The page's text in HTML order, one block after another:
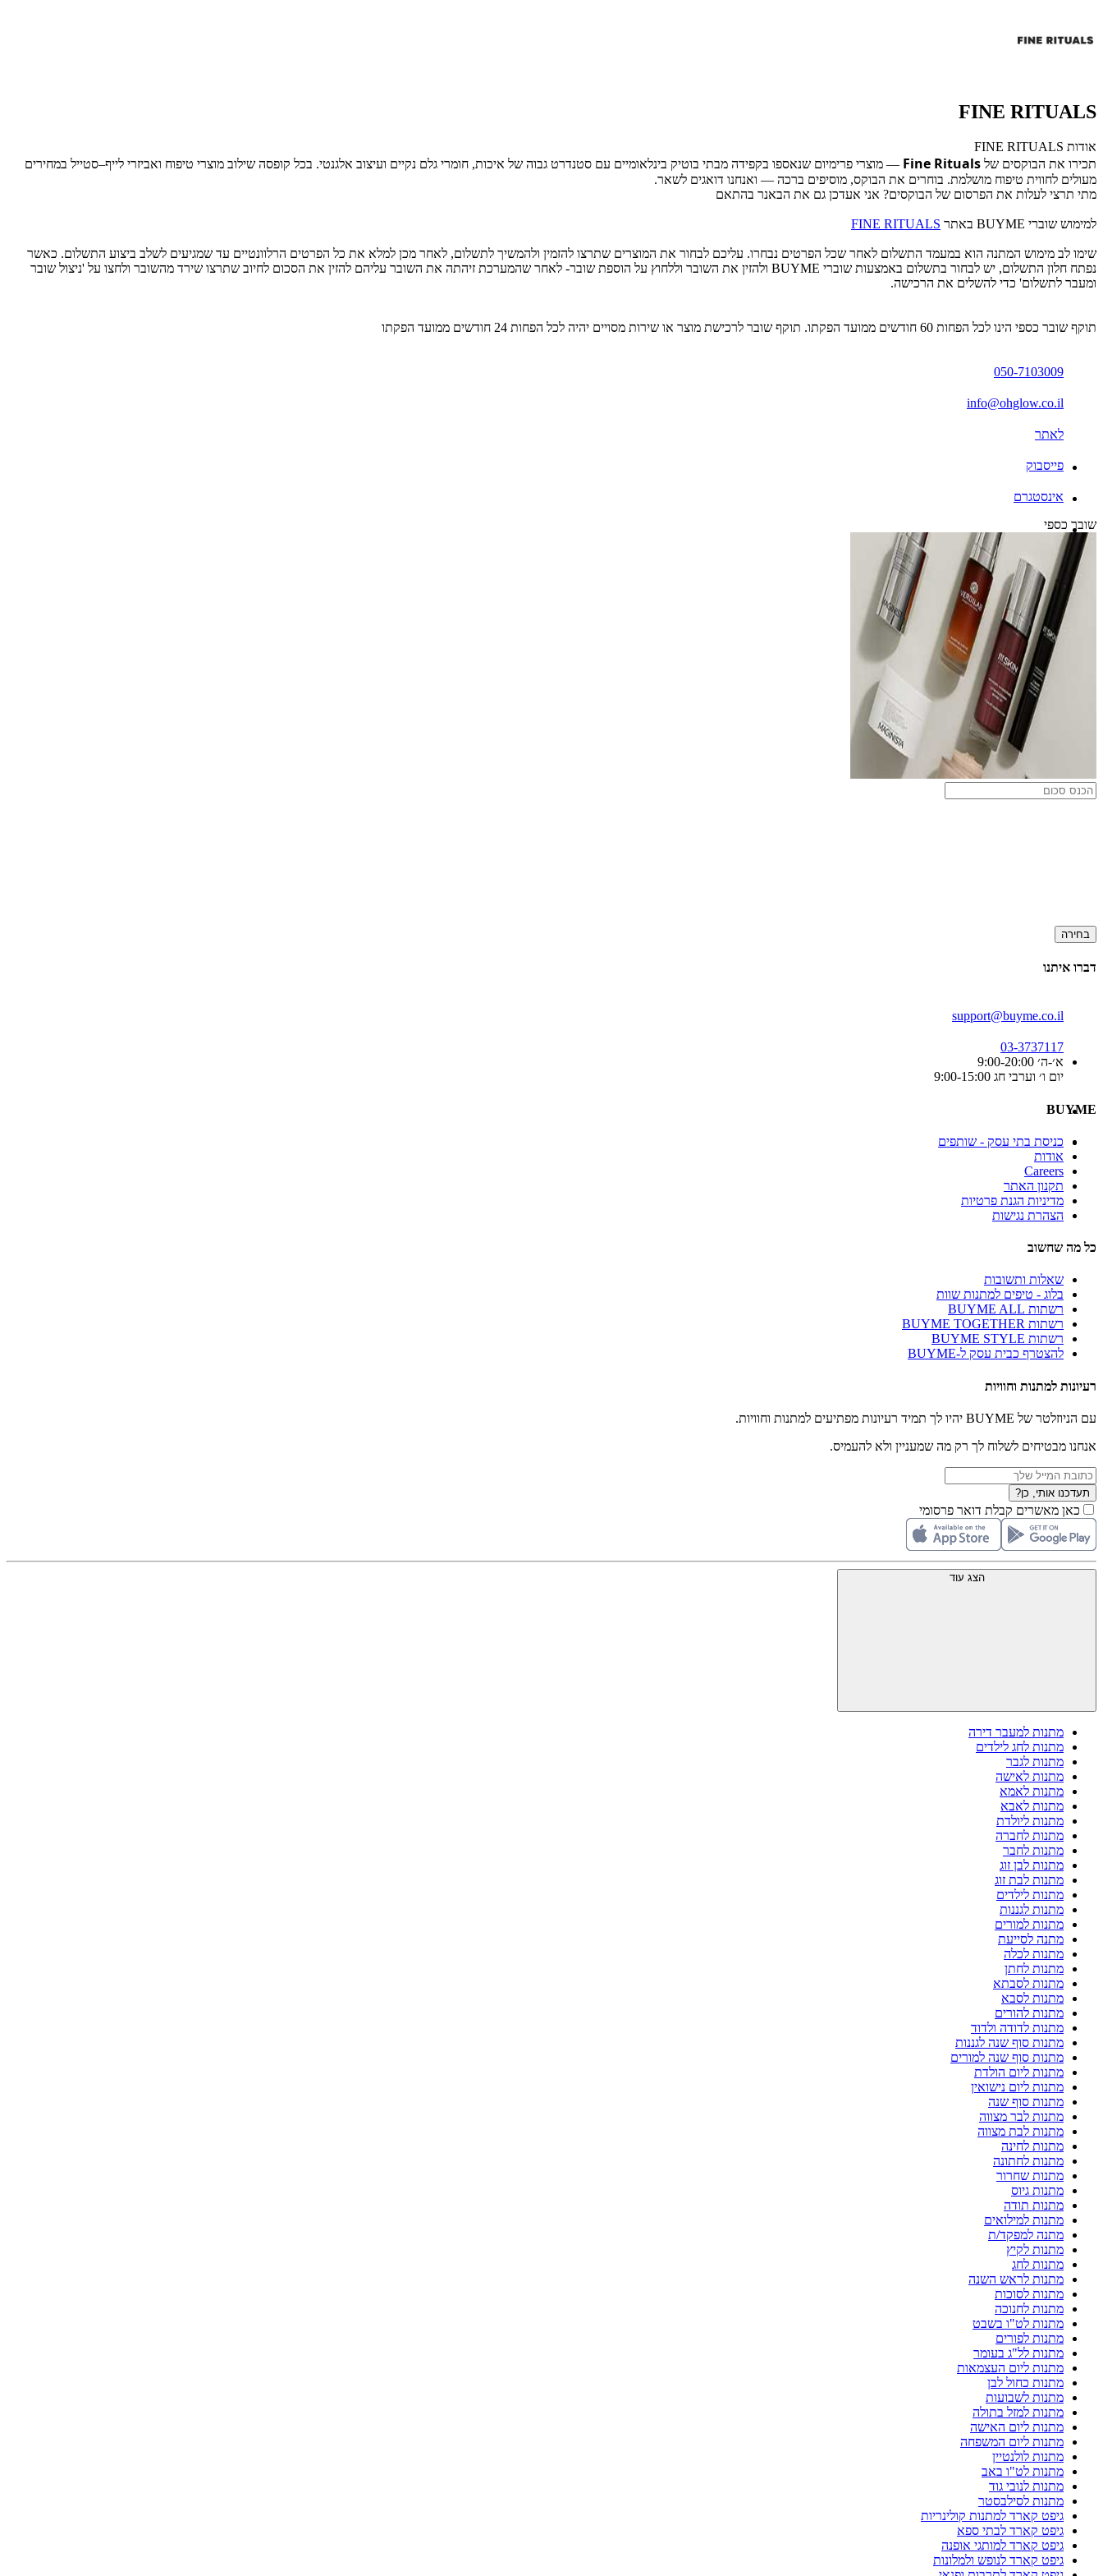
FINE RITUALS
אודות FINE RITUALS
תכירו את הבוקסים של Fine Rituals — מוצרי פרימיום שנאספו בקפידה מבתי בוטיק בינלאומיים עם סטנדרט גבוה של איכות, חומרי גלם נקיים ועיצוב אלגנטי. בכל קופסה שילוב מוצרי טיפוח ואביזרי לייף–סטייל במחירים
מעולים לחווית טיפוח מושלמת. בוחרים את הבוקס, מוסיפים ברכה — ואנחנו דואגים לשאר.
מתי תרצי לעלות את הפרסום של הבוקסים? אני אעדכן גם את הבאנר בהתאם
למימוש שוברי BUYME באתר FINE RITUALS
שימו לב מימוש המתנה הוא במעמד התשלום לאחר שכל הפרטים נבחרו. עליכם לבחור את המוצרים שתרצו להזמין ולהמשיך לתשלום, לאחר מכן למלא את כל הפרטים הרלוונטיים עד שמגיעים לשלב ביצוע התשלום. כאשר
נפתח חלון התשלום, יש לבחור בתשלום באמצעות שוברי BUYME ולהזין את השובר וללחוץ על הוספת שובר- לאחר שהמערכת זיהתה את השובר עליהם להזין את הסכום לחיוב שתרצו שירד מהשובר ולחצו על 'ניצול שובר
ומעבר לתשלום' כדי להשלים את הרכישה.
תוקף שובר כספי הינו לכל הפחות 60 חודשים ממועד הפקתו. תוקף שובר לרכישת מוצר או שירות מסויים יהיה לכל הפחות 24 חודשים ממועד הפקתו
050-7103009
info@ohglow.co.il
לאתר
פייסבוק
אינסטגרם
שובר כספי
בחירה
דברו איתנו
support@buyme.co.il
03-3737117
א׳-ה׳ 9:00-20:00
יום ו׳ וערבי חג 9:00-15:00
BUYME
כניסת בתי עסק - שותפים
אודות
Careers
תקנון האתר
מדיניות הגנת פרטיות
הצהרת נגישות
כל מה שחשוב
שאלות ותשובות
בלוג - טיפים למתנות שוות
רשתות BUYME ALL
רשתות BUYME TOGETHER
רשתות BUYME STYLE
להצטרף כבית עסק ל-BUYME
רעיונות למתנות וחוויות
עם הניוזלטר של BUYME יהיו לך תמיד רעיונות מפתיעים למתנות וחוויות.
אנחנו מבטיחים לשלוח לך רק מה שמעניין ולא להעמיס.
תעדכנו אותי, כן?
כאן מאשרים קבלת דואר פרסומי
הצג עוד
מתנות למעבר דירה
מתנות לחג לילדים
מתנות לגבר
מתנות לאישה
מתנות לאמא
מתנות לאבא
מתנות ליולדת
מתנות לחברה
מתנות לחבר
מתנות לבן זוג
מתנות לבת זוג
מתנות לילדים
מתנות לגננות
מתנות למורים
מתנה לסייעת
מתנות לכלה
מתנות לחתן
מתנות לסבתא
מתנות לסבא
מתנות להורים
מתנות לדודה ולדוד
מתנות סוף שנה לגננות
מתנות סוף שנה למורים
מתנות ליום הולדת
מתנות ליום נישואין
מתנות סוף שנה
מתנות לבר מצווה
מתנות לבת מצווה
מתנות לחינה
מתנות לחתונה
מתנות שחרור
מתנות גיוס
מתנות תודה
מתנות למילואים
מתנה למפקד/ת
מתנות לקיץ
מתנות לחג
מתנות לראש השנה
מתנות לסוכות
מתנות לחנוכה
מתנות לט"ו בשבט
מתנות לפורים
מתנות לל"ג בעומר
מתנות ליום העצמאות
מתנות כחול לבן
מתנות לשבועות
מתנות למזל בתולה
מתנות ליום האישה
מתנות ליום המשפחה
מתנות לולנטיין
מתנות לט"ו באב
מתנות לנובי גוד
מתנות לסילבסטר
גיפט קארד למתנות קולינריות
גיפט קארד לבתי ספא
גיפט קארד למותגי אופנה
גיפט קארד לנופש ולמלונות